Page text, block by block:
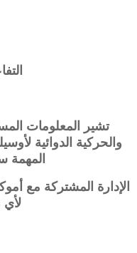
تشير المعلومات
والحركية الدوائية
المهمة
الإدارة المشتركة مع
لأي